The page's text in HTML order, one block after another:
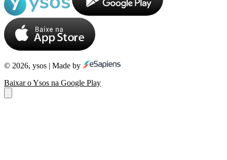
© 2026, ysos | Made by
Baixar o Ysos na Google Play